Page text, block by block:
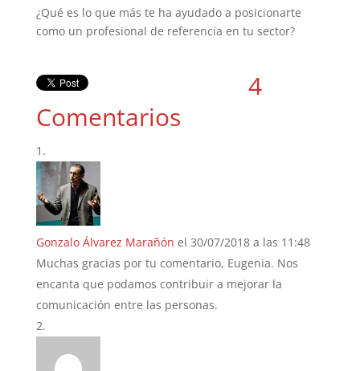
¿Qué es lo que más te ha ayudado a posicionarte
como un profesional de referencia en tu sector?
4
Comentarios
Gonzalo Álvarez Marañón el 30/07/2018 a las 11:48
Muchas gracias por tu comentario, Eugenia. Nos
encanta que podamos contribuir a mejorar la
comunicación entre las personas.